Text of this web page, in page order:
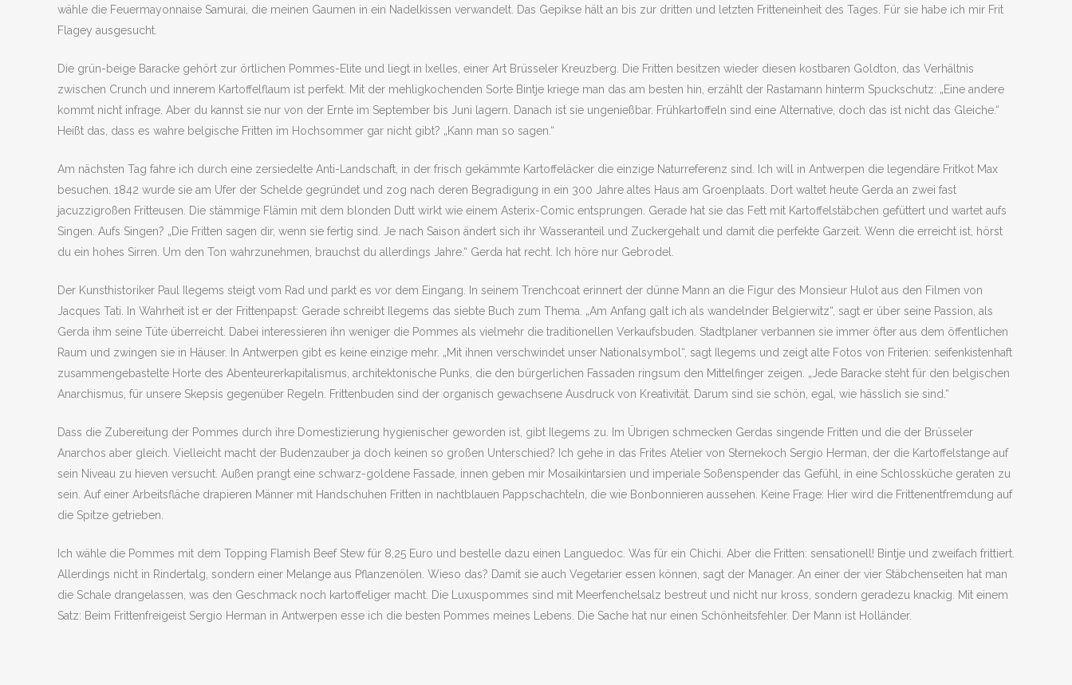
wähle die Feuermayonnaise Samurai, die meinen Gaumen in ein Nadelkissen verwandelt. Das Gepikse hält an bis zur dritten und letzten Fritteneinheit des Tages. Für sie habe ich mir Frit
Flagey ausgesucht.
Die grün-beige Baracke gehört zur örtlichen Pommes-Elite und liegt in Ixelles, einer Art Brüsseler Kreuzberg. Die Fritten besitzen wieder diesen kostbaren Goldton, das Verhältnis
zwischen Crunch und innerem Kartoffelflaum ist perfekt. Mit der mehligkochenden Sorte Bintje kriege man das am besten hin, erzählt der Rastamann hinterm Spuckschutz: „Eine andere
kommt nicht infrage. Aber du kannst sie nur von der Ernte im September bis Juni lagern. Danach ist sie ungenießbar. Frühkartoffeln sind eine Alternative, doch das ist nicht das Gleiche.“
Heißt das, dass es wahre belgische Fritten im Hochsommer gar nicht gibt? „Kann man so sagen.“
Am nächsten Tag fahre ich durch eine zersiedelte Anti-Landschaft, in der frisch gekämmte Kartoffeläcker die einzige Naturreferenz sind. Ich will in Antwerpen die legendäre Fritkot Max
besuchen. 1842 wurde sie am Ufer der Schelde gegründet und zog nach deren Begradigung in ein 300 Jahre altes Haus am Groenplaats. Dort waltet heute Gerda an zwei fast
jacuzzigroßen Fritteusen. Die stämmige Flämin mit dem blonden Dutt wirkt wie einem Asterix-Comic entsprungen. Gerade hat sie das Fett mit Kartoffelstäbchen gefüttert und wartet aufs
Singen. Aufs Singen? „Die Fritten sagen dir, wenn sie fertig sind. Je nach Saison ändert sich ihr Wasseranteil und Zuckergehalt und damit die perfekte Garzeit. Wenn die erreicht ist, hörst
du ein hohes Sirren. Um den Ton wahrzunehmen, brauchst du allerdings Jahre.“ Gerda hat recht. Ich höre nur Gebrodel.
Der Kunsthistoriker Paul Ilegems steigt vom Rad und parkt es vor dem Eingang. In seinem Trenchcoat erinnert der dünne Mann an die Figur des Monsieur Hulot aus den Filmen von
Jacques Tati. In Wahrheit ist er der Frittenpapst: Gerade schreibt Ilegems das siebte Buch zum Thema. „Am Anfang galt ich als wandelnder Belgierwitz“, sagt er über seine Passion, als
Gerda ihm seine Tüte überreicht. Dabei interessieren ihn weniger die Pommes als vielmehr die traditionellen Verkaufsbuden. Stadtplaner verbannen sie immer öfter aus dem öffentlichen
Raum und zwingen sie in Häuser. In Antwerpen gibt es keine einzige mehr. „Mit ihnen verschwindet unser Nationalsymbol“, sagt Ilegems und zeigt alte Fotos von Friterien: seifenkistenhaft
zusammengebastelte Horte des Abenteurerkapitalismus, architektonische Punks, die den bürgerlichen Fassaden ringsum den Mittelfinger zeigen. „Jede Baracke steht für den belgischen
Anarchismus, für unsere Skepsis gegenüber Regeln. Frittenbuden sind der organisch gewachsene Ausdruck von Kreativität. Darum sind sie schön, egal, wie hässlich sie sind.“
Dass die Zubereitung der Pommes durch ihre Domestizierung hygienischer geworden ist, gibt Ilegems zu. Im Übrigen schmecken Gerdas singende Fritten und die der Brüsseler
Anarchos aber gleich. Vielleicht macht der Budenzauber ja doch keinen so großen Unterschied? Ich gehe in das Frites Atelier von Sternekoch Sergio Herman, der die Kartoffelstange auf
sein Niveau zu hieven versucht. Außen prangt eine schwarz-goldene Fassade, innen geben mir Mosaikintarsien und imperiale Soßenspender das Gefühl, in eine Schlossküche geraten zu
sein. Auf einer Arbeitsfläche drapieren Männer mit Handschuhen Fritten in nachtblauen Pappschachteln, die wie Bonbonnieren aussehen. Keine Frage: Hier wird die Frittenentfremdung auf
die Spitze getrieben.
Ich wähle die Pommes mit dem Topping Flamish Beef Stew für 8,25 Euro und bestelle dazu einen Languedoc. Was für ein Chichi. Aber die Fritten: sensationell! Bintje und zweifach frittiert.
Allerdings nicht in Rindertalg, sondern einer Melange aus Pflanzenölen. Wieso das? Damit sie auch Vegetarier essen können, sagt der Manager. An einer der vier Stäbchenseiten hat man
die Schale drangelassen, was den Geschmack noch kartoffeliger macht. Die Luxuspommes sind mit Meerfenchelsalz bestreut und nicht nur kross, sondern geradezu knackig. Mit einem
Satz: Beim Frittenfreigeist Sergio Herman in Antwerpen esse ich die besten Pommes meines Lebens. Die Sache hat nur einen Schönheitsfehler. Der Mann ist Holländer.